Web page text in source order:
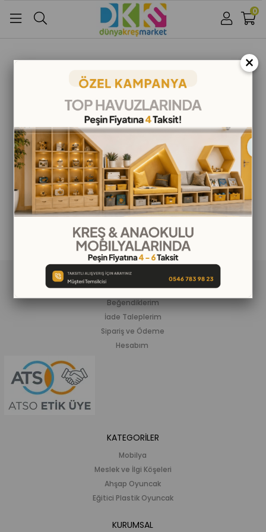
Google İle Bağlan
0
ALIŞVERİŞ BİLGİLERİ
Siparişlerim
Beğendiklerim
İade Taleplerim
Sipariş ve Ödeme
Hesabım
KATEGORİLER
Mobilya
Meslek ve İlgi Köşeleri
Ahşap Oyuncak
Eğitici Plastik Oyuncak
KURUMSAL
×